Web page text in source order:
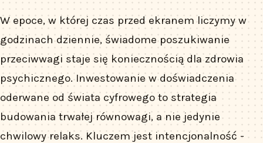
W epoce, w której czas przed ekranem liczymy w
godzinach dziennie, świadome poszukiwanie
przeciwwagi staje się koniecznością dla zdrowia
psychicznego. Inwestowanie w doświadczenia
oderwane od świata cyfrowego to strategia
budowania trwałej równowagi, a nie jedynie
chwilowy relaks. Kluczem jest intencjonalność -